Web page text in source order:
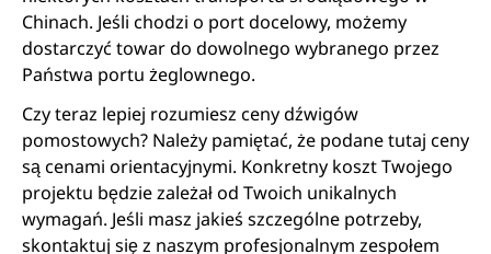
Chinach. Jeśli chodzi o port docelowy, możemy
dostarczyć towar do dowolnego wybranego przez
Państwa portu żeglownego.
Czy teraz lepiej rozumiesz ceny dźwigów
pomostowych? Należy pamiętać, że podane tutaj ceny
są cenami orientacyjnymi. Konkretny koszt Twojego
projektu będzie zależał od Twoich unikalnych
wymagań. Jeśli masz jakieś szczególne potrzeby,
skontaktuj się z naszym profesjonalnym zespołem